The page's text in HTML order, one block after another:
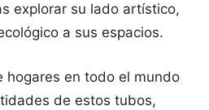
explorar su lado artístico,
a sus espacios.
hogares en todo el mundo
de estos tubos,